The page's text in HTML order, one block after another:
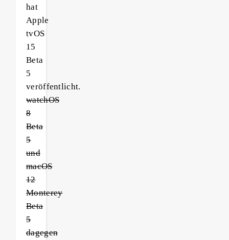
hat
Apple
tvOS
15
Beta
5
veröffentlicht.
watchOS
8
Beta
5
und
macOS
12
Monterey
Beta
5
dagegen